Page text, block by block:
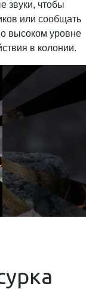
звуки, чтобы
или сообщать
о высоком уровне
в колонии.